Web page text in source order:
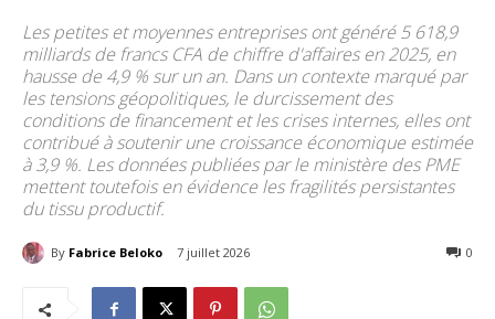
Les petites et moyennes entreprises ont généré 5 618,9
milliards de francs CFA de chiffre d'affaires en 2025, en
hausse de 4,9 % sur un an. Dans un contexte marqué par
les tensions géopolitiques, le durcissement des
conditions de financement et les crises internes, elles ont
contribué à soutenir une croissance économique estimée
à 3,9 %. Les données publiées par le ministère des PME
mettent toutefois en évidence les fragilités persistantes
du tissu productif.
By Fabrice Beloko 7 juillet 2026 0